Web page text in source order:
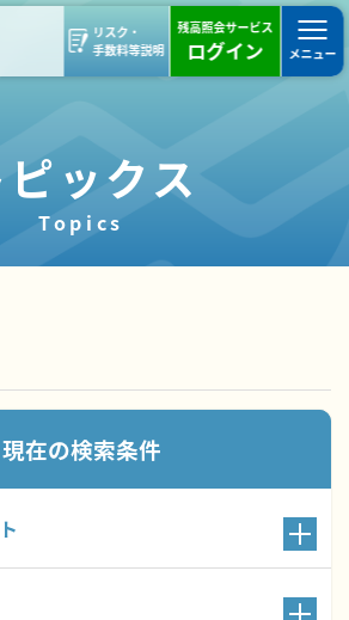
リスク・
手数料等説明
残高照会サービス
ログイン メニュー
ピックス
Topics
現在の検索条件